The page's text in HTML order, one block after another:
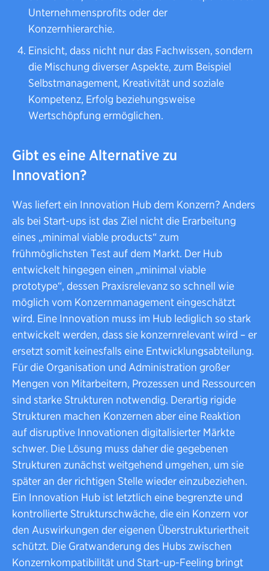
Unternehmensprofits oder der
Konzernhierarchie.
Einsicht, dass nicht nur das Fachwissen, sondern
die Mischung diverser Aspekte, zum Beispiel
Selbstmanagement, Kreativität und soziale
Kompetenz, Erfolg beziehungsweise
Wertschöpfung ermöglichen.
Gibt es eine Alternative zu
Innovation?
Was liefert ein Innovation Hub dem Konzern? Anders
als bei Start-ups ist das Ziel nicht die Erarbeitung
eines „minimal viable products“ zum
frühmöglichsten Test auf dem Markt. Der Hub
entwickelt hingegen einen „minimal viable
prototype“, dessen Praxisrelevanz so schnell wie
möglich vom Konzernmanagement eingeschätzt
wird. Eine Innovation muss im Hub lediglich so stark
entwickelt werden, dass sie konzernrelevant wird – er
ersetzt somit keinesfalls eine Entwicklungsabteilung.
Für die Organisation und Administration großer
Mengen von Mitarbeitern, Prozessen und Ressourcen
sind starke Strukturen notwendig. Derartig rigide
Strukturen machen Konzernen aber eine Reaktion
auf disruptive Innovationen digitalisierter Märkte
schwer. Die Lösung muss daher die gegebenen
Strukturen zunächst weitgehend umgehen, um sie
später an der richtigen Stelle wieder einzubeziehen.
Ein Innovation Hub ist letztlich eine begrenzte und
kontrollierte Strukturschwäche, die ein Konzern vor
den Auswirkungen der eigenen Überstrukturiertheit
schützt. Die Gratwanderung des Hubs zwischen
Konzernkompatibilität und Start-up-Feeling bringt